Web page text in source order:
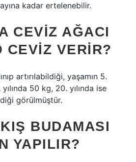
kadar ertelenebilir.
CEVIZ AĞACI
CEVIZ VERIR?
artırılabildiği, yaşamın 5.
50 kg, 20. yılında ise
görülmüştür.
BUDAMASI
YAPILIR?